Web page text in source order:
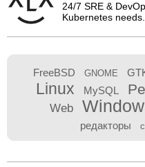
24/7 SRE &
Kubernetes needs.
FreeBSD GNOME
Linux MySQL
Web
редакторы